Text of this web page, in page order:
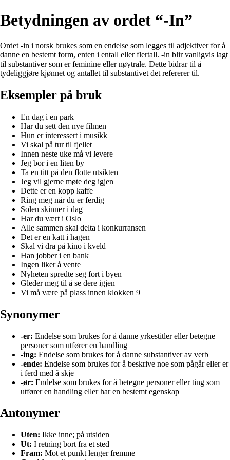
Betydningen av ordet “-In”
Ordet -in i norsk brukes som en endelse som legges til adjektiver for å
danne en bestemt form, enten i entall eller flertall. -in blir vanligvis lagt
til substantiver som er feminine eller nøytrale. Dette bidrar til å
tydeliggjøre kjønnet og antallet til substantivet det refererer til.
Eksempler på bruk
En dag i en park
Har du sett den nye filmen
Hun er interessert i musikk
Vi skal på tur til fjellet
Innen neste uke må vi levere
Jeg bor i en liten by
Ta en titt på den flotte utsikten
Jeg vil gjerne møte deg igjen
Dette er en kopp kaffe
Ring meg når du er ferdig
Solen skinner i dag
Har du vært i Oslo
Alle sammen skal delta i konkurransen
Det er en katt i hagen
Skal vi dra på kino i kveld
Han jobber i en bank
Ingen liker å vente
Nyheten spredte seg fort i byen
Gleder meg til å se dere igjen
Vi må være på plass innen klokken 9
Synonymer
-er: Endelse som brukes for å danne yrkestitler eller betegne
personer som utfører en handling
-ing: Endelse som brukes for å danne substantiver av verb
-ende: Endelse som brukes for å beskrive noe som pågår eller er
i ferd med å skje
-ør: Endelse som brukes for å betegne personer eller ting som
utfører en handling eller har en bestemt egenskap
Antonymer
Uten: Ikke inne; på utsiden
Ut: I retning bort fra et sted
Fram: Mot et punkt lenger fremme